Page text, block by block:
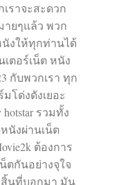
ราจะสะดวก
ยๆแล้ว พวก
นังให้ทุกท่านได้
ตอร์เน็ต หนัง
กับพวกเรา ทุก
โด่งดังเยอะ
รวมทั้ง
หนังผ่านเน็ต
ต้องการ
ตกันอย่างจุใจ
นที่บอกมา มัน